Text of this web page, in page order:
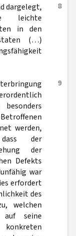
8
dargelegt,
leichte
in den
(…)
9
werden,
der
der
Defekts
war
erfordert
des
welchen
auf seine